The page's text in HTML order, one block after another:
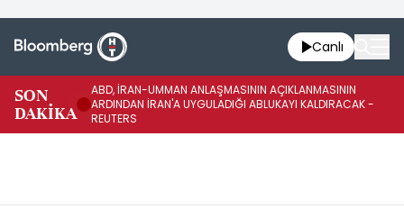
Canlı
SON
DAKİKA
ABD, İRAN-UMMAN ANLAŞMASININ AÇIKLANMASININ
ARDINDAN İRAN'A UYGULADIĞI ABLUKAYI KALDIRACAK -
REUTERS